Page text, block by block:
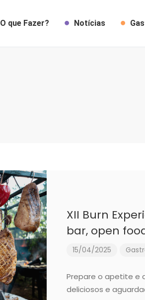
O que Fazer? Notícias
XII Burn
bar, open
15/04/2025
Prepare o apetite e
deliciosos e